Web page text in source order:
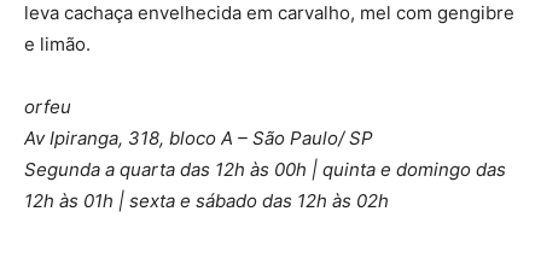
leva cachaça envelhecida em carvalho, mel com gengibre
e limão.
orfeu
Av Ipiranga, 318, bloco A – São Paulo/ SP
Segunda a quarta das 12h às 00h | quinta e domingo das
12h às 01h | sexta e sábado das 12h às 02h